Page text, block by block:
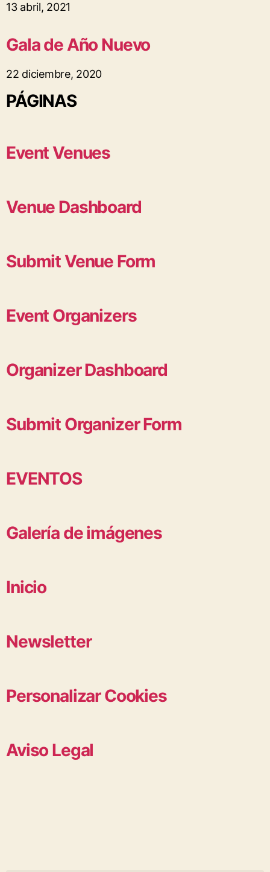
13 abril, 2021
Gala de Año Nuevo
22 diciembre, 2020
PÁGINAS
Event Venues
Venue Dashboard
Submit Venue Form
Event Organizers
Organizer Dashboard
Submit Organizer Form
EVENTOS
Galería de imágenes
Inicio
Newsletter
Personalizar Cookies
Aviso Legal